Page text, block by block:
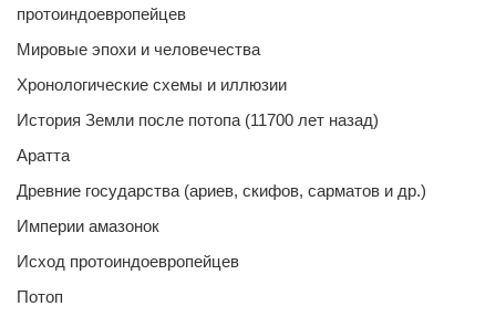
протоиндоевропейцев
Мировые эпохи и человечества
Хронологические схемы и иллюзии
История Земли после потопа (11700 лет назад)
Аратта
Древние государства (ариев, скифов, сарматов и др.)
Империи амазонок
Исход протоиндоевропейцев
Потоп